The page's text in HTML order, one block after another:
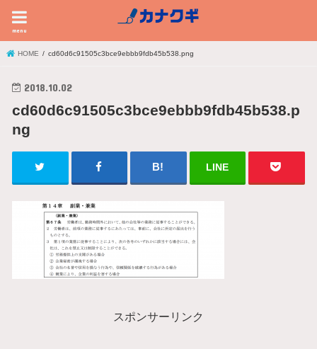
menu
HOME cd60d6c91505c3bce9ebbb9fdb45b538.png
2018.10.02
cd60d6c91505c3bce9ebbb9fdb45b538.p
ng
LINE
スポンサーリンク